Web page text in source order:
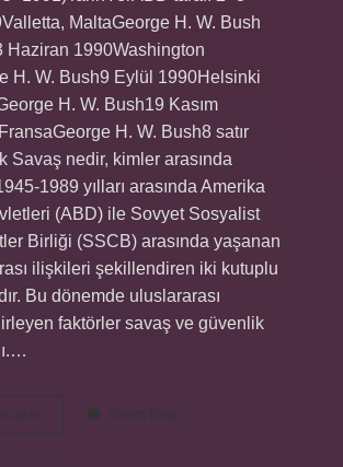
MaltaGeorge H. W. Bush
Haziran 1990Washington
H. W. Bush9 Eylül 1990Helsinki
H. W. Bush19 Kasım
H. W. Bush8 satır
Savaş nedir, kimler arasında
1989 yılları arasında Amerika
(ABD) ile Sovyet Sosyalist
Birliği (SSCB) arasında yaşanan
ilişkileri şekillendiren iki kutuplu
Bu dönemde uluslararası
faktörler savaş ve güvenlik
Savaş
Yorum Bırak